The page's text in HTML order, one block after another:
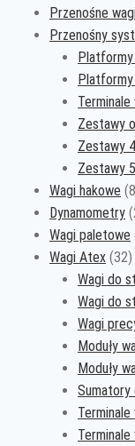
Przenośne
Przenośny
Zestawy
Zestawy
Zestawy
Wagi hakowe 8
Dynamometry
Wagi paletowe
Wagi Atex 3232
Wagi do
Wagi do
Wagi
Moduły
Moduły